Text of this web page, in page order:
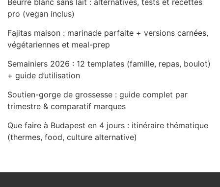
Beurre blanc sans lait : alternatives, tests et recettes
pro (vegan inclus)
Fajitas maison : marinade parfaite + versions carnées,
végétariennes et meal-prep
Semainiers 2026 : 12 templates (famille, repas, boulot)
+ guide d’utilisation
Soutien-gorge de grossesse : guide complet par
trimestre & comparatif marques
Que faire à Budapest en 4 jours : itinéraire thématique
(thermes, food, culture alternative)